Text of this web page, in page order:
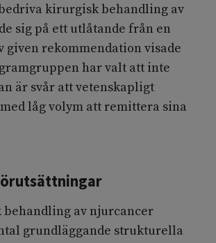
kirurgisk behandling av
sig på ett utlåtande från en
given rekommendation visade
har valt att inte
är svår att vetenskapligt
låg volym att remittera sina
av njurcancer
grundläggande strukturella